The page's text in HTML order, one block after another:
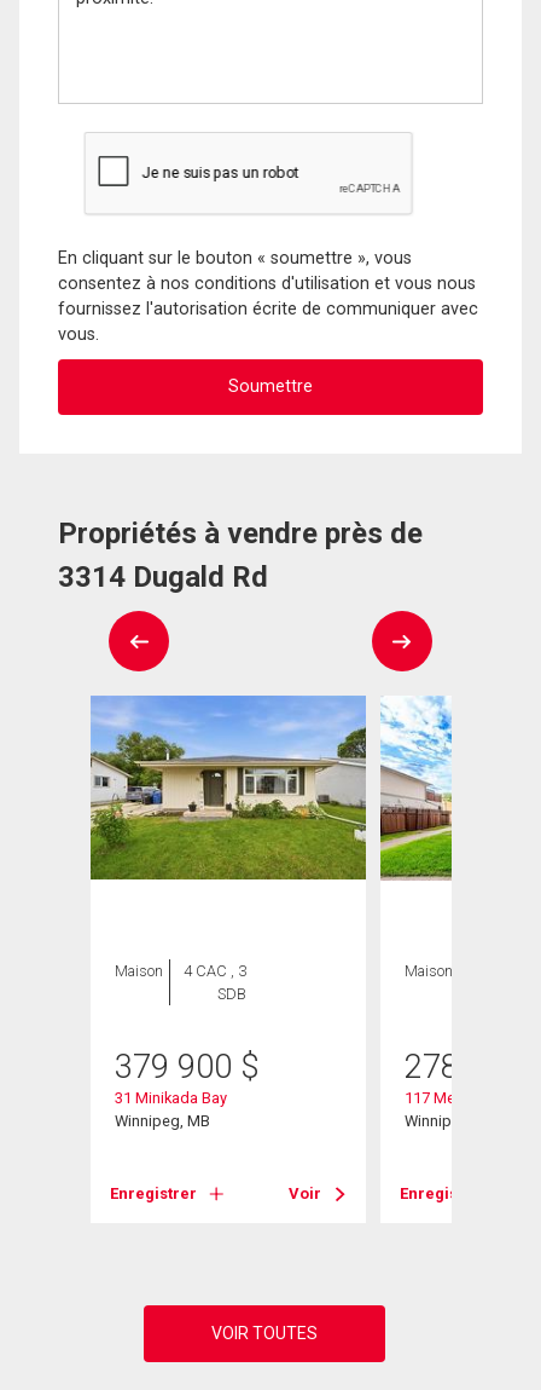
En cliquant sur le bouton « soumettre », vous
consentez à nos conditions d'utilisation et vous nous
fournissez l'autorisation écrite de communiquer avec
vous.
Propriétés à vendre près de
3314 Dugald Rd
Maison
4 CAC , 3
SDB
379 900 $
31 Minikada Bay
Winnipeg, MB
Enregistrer Voir
Maison
278 900
117 Melrose Ave
Winnipeg, MB
Enregistrer